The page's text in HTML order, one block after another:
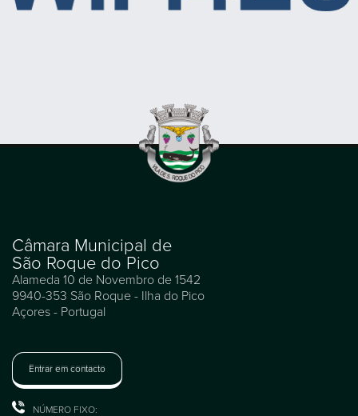
Câmara Municipal de
São Roque do Pico
Alameda 10 de Novembro de 1542
9940-353 São Roque - Ilha do Pico
Açores - Portugal
Entrar em contacto
NÚMERO FIXO: